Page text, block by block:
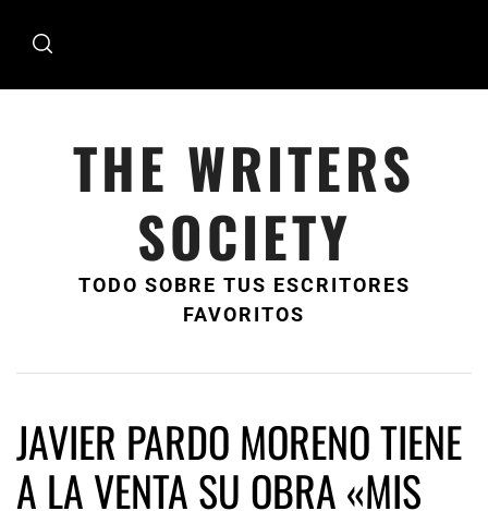
THE WRITERS
SOCIETY
TODO SOBRE TUS ESCRITORES
FAVORITOS
JAVIER PARDO MORENO TIENE
A LA VENTA SU OBRA «MIS